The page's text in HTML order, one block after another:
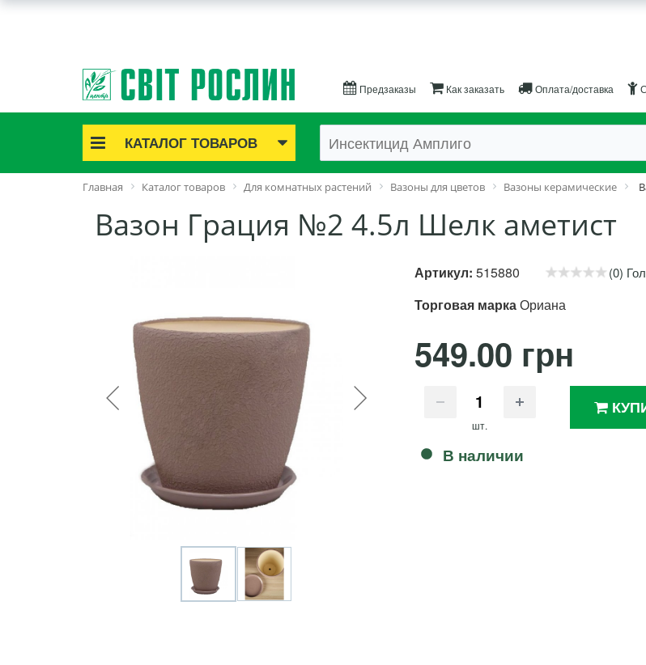
Предзаказы Как заказать Оплата/доставка
КАТАЛОГ ТОВАРОВ
Акционные товары
Саженцы роз
Саженцы плодово-ягодные
Саженцы декоративные
Средства защиты растений
Удобрения
Для комнатных растений
Для ландшафтного дизайна
Для полива
Инструменты и инвентарь
Виноделие
Пчеловодство
Мицелий грибов
Теплицы и укрывной материал
Главная Каталог товаров Для комнатных растений Вазоны для цветов Вазоны керамические
Вазон Грация №2 4.5л Шелк аметист
Артикул: 515880 (0)
Торговая маркаОриана
549.00 грн
шт.
В наличии